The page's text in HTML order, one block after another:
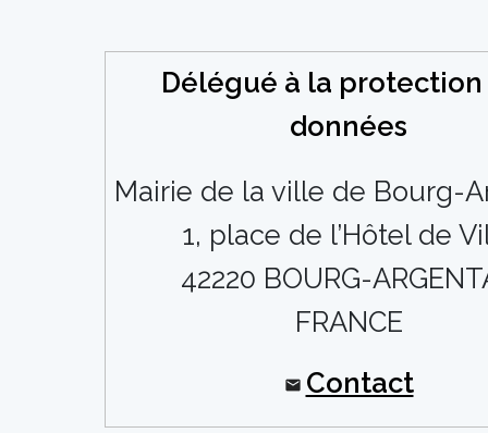
Délégué à la protection
données
Mairie de la ville de Bourg-
1, place de l’Hôtel de
42220 BOURG-
FRANCE
Contact